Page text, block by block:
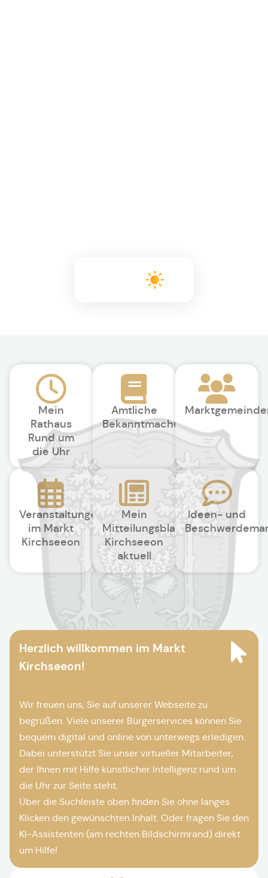
Mein
Rathaus
Rund um
die Uhr
Amtliche
Bekanntmachungen
Veranstaltungen
im Markt
Kirchseeon
Mein
Mitteilungsblatt
Kirchseeon
aktuell
Ideen- und
Herzlich willkommen im Markt
Kirchseeon!
Wir freuen uns, Sie auf unserer Webseite zu
begrüßen. Viele unserer Bürgerservices können Sie
bequem digital und online von unterwegs erledigen.
Dabei unterstützt Sie unser virtueller Mitarbeiter,
der Ihnen mit Hilfe künstlicher Intelligenz rund um
die Uhr zur Seite steht.
Über die Suchleiste oben finden Sie ohne langes
Klicken den gewünschten Inhalt. Oder fragen Sie den
KI-Assistenten (am rechten Bildschirmrand) direkt
um Hilfe!